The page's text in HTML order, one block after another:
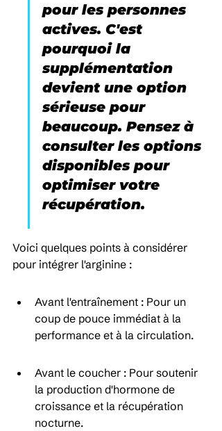
pour les personnes
actives. C'est
pourquoi la
supplémentation
devient une option
sérieuse pour
beaucoup. Pensez à
consulter les options
disponibles pour
optimiser votre
récupération.
Voici quelques points à considérer
pour intégrer l'arginine :
Avant l'entraînement : Pour un
coup de pouce immédiat à la
performance et à la circulation.
Avant le coucher : Pour soutenir
la production d'hormone de
croissance et la récupération
nocturne.